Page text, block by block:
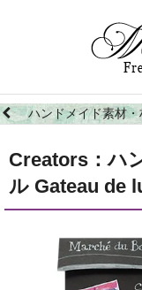
ハンドメイド素材・
Creators：ハ
ル Gateau de